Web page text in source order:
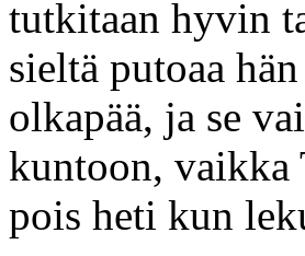
tutkitaan hyvin
sieltä putoaa
olkapää, ja se
kuntoon, vaikka
pois heti kun